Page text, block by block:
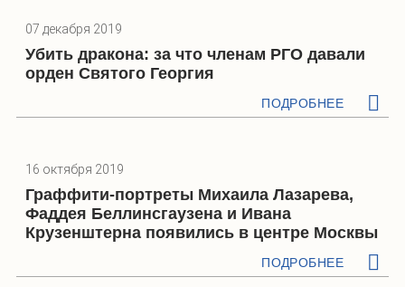
07 декабря 2019
Убить дракона: за что членам РГО давали
орден Святого Георгия
ПОДРОБНЕЕ
16 октября 2019
Граффити-портреты Михаила Лазарева,
Фаддея Беллинсгаузена и Ивана
Крузенштерна появились в центре Москвы
ПОДРОБНЕЕ